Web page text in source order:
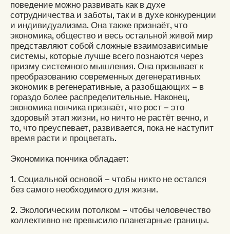
поведение можно развивать как в духе
сотрудничества и заботы, так и в духе конкуренции
и индивидуализма. Она также признаёт, что
экономика, общество и весь остальной живой мир
представляют собой сложные взаимозависимые
системы, которые лучше всего познаются через
призму системного мышления. Она призывает к
преобразованию современных дегенеративных
экономик в регенеративные, а разобщающих – в
гораздо более распределительные. Наконец,
экономика пончика признаёт, что рост – это
здоровый этап жизни, но ничто не растёт вечно, и
то, что преуспевает, развивается, пока не наступит
время расти и процветать.
Экономика пончика обладает:
1. Социальной основой – чтобы никто не остался
без самого необходимого для жизни.
2. Экологическим потолком – чтобы человечество
коллективно не превысило планетарные границы.